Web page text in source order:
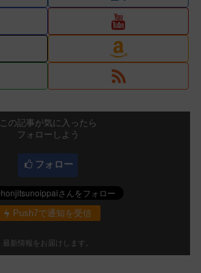
この記事が気に入ったら
フォローしよう
フォロー
Push7で通知を受信
最新情報をお届けします。